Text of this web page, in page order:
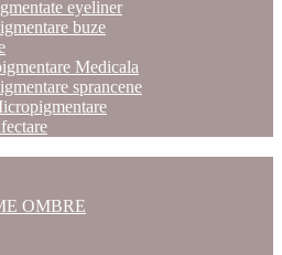
eyeliner
buze
Medicala
sprancene
OMBRE